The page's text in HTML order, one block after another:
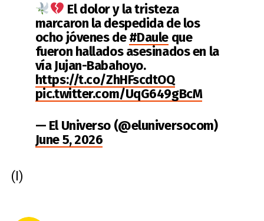
El dolor y la tristeza
marcaron la despedida de los
ocho jóvenes de#Daule que
fueron hallados asesinados en la
vía Jujan-Babahoyo.
https://t.co/ZhHFscdtOQ
pic.twitter.com/UqG649gBcM
— El Universo (@eluniversocom)
June 5, 2026
(I)